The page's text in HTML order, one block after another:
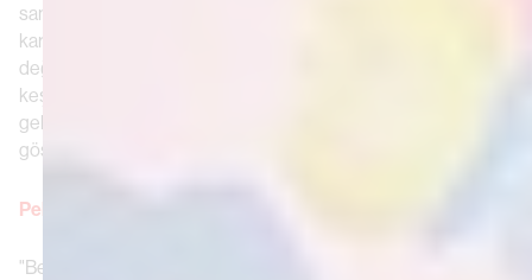
sanatında, birlikte olan, yapraklara ve sarmaşıklara dolanmış
karakterleri, izolasyonun veya sıkışmışlığın sembolleri olarak
değil, kişisel gelişimin, içlerindeki kıvılcımı yeniden
keşfetmenin ve genellikle bu tür ateşli deneyimlerden sonra
gelen kendini keşfetme yolculuğunun temsilleri olarak
gösteriyor.
Peki ateş sizin için ne ifade ediyor?
"Benim için pek çok farklı anlama geliyor. Bazen aşk, bazen